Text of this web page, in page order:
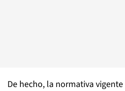
De hecho, la normativa